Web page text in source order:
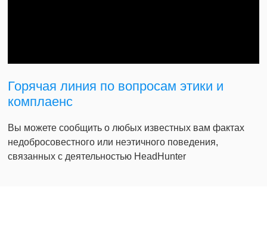
Горячая линия по вопросам этики и
комплаенс
Вы можете сообщить о любых известных вам фактах
недобросовестного или неэтичного поведения,
связанных с деятельностью HeadHunter